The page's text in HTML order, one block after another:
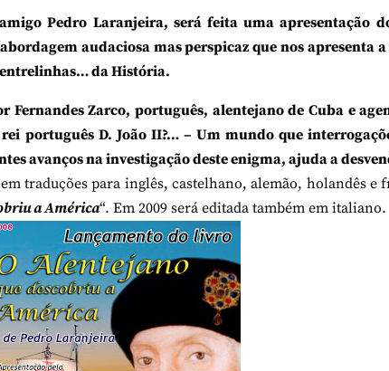
Pedro Laranjeira, será feita uma apresentação
audaciosa mas perspicaz que nos apresenta
da História.
Fernandes Zarco, português, alentejano de Cuba e
português D. João II?… – Um mundo que
avanços na investigação deste enigma, ajuda a
traduções para inglês, castelhano, alemão, holandês e
a América“. Em 2009 será editada também em italiano.